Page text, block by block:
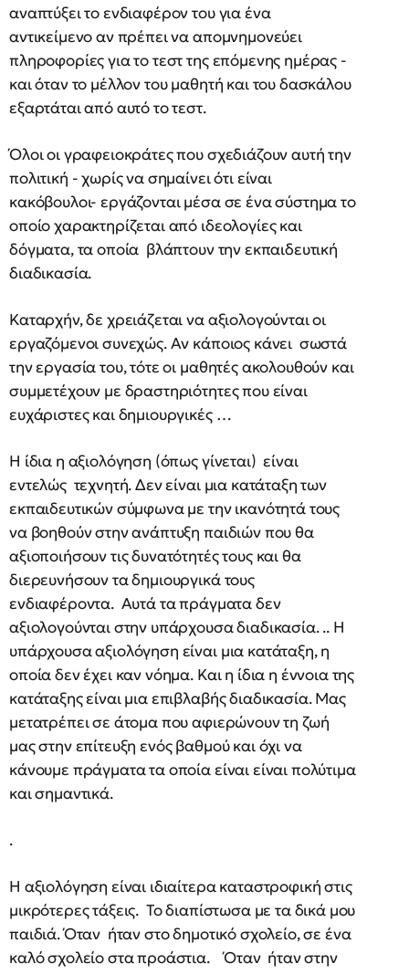
αναπτύξει το ενδιαφέρον του για ένα
αντικείμενο αν πρέπει να απομνημονεύει
πληροφορίες για το τεστ της επόμενης ημέρας -
και όταν το μέλλον του μαθητή και του δασκάλου
εξαρτάται από αυτό το τεστ.
Όλοι οι γραφειοκράτες που σχεδιάζουν αυτή την
πολιτική - χωρίς να σημαίνει ότι είναι
κακόβουλοι- εργάζονται μέσα σε ένα σύστημα το
οποίο χαρακτηρίζεται από ιδεολογίες και
δόγματα, τα οποία βλάπτουν την εκπαιδευτική
διαδικασία.
Καταρχήν, δε χρειάζεται να αξιολογούνται οι
εργαζόμενοι συνεχώς. Αν κάποιος κάνει σωστά
την εργασία του, τότε οι μαθητές ακολουθούν και
συμμετέχουν με δραστηριότητες που είναι
ευχάριστες και δημιουργικές …
Η ίδια η αξιολόγηση (όπως γίνεται) είναι
εντελώς τεχνητή. Δεν είναι μια κατάταξη των
εκπαιδευτικών σύμφωνα με την ικανότητά τους
να βοηθούν στην ανάπτυξη παιδιών που θα
αξιοποιήσουν τις δυνατότητές τους και θα
διερευνήσουν τα δημιουργικά τους
ενδιαφέροντα. Αυτά τα πράγματα δεν
αξιολογούνται στην υπάρχουσα διαδικασία. .. Η
υπάρχουσα αξιολόγηση είναι μια κατάταξη, η
οποία δεν έχει καν νόημα. Και η ίδια η έννοια της
κατάταξης είναι μια επιβλαβής διαδικασία. Μας
μετατρέπει σε άτομα που αφιερώνουν τη ζωή
μας στην επίτευξη ενός βαθμού και όχι να
κάνουμε πράγματα τα οποία είναι είναι πολύτιμα
και σημαντικά.
.
Η αξιολόγηση είναι ιδιαίτερα καταστροφική στις
μικρότερες τάξεις. Το διαπίστωσα με τα δικά μου
παιδιά. Όταν ήταν στο δημοτικό σχολείο, σε ένα
καλό σχολείο στα προάστια. Όταν ήταν στην